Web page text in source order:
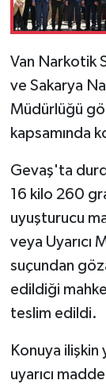
Van Narkotik
ve Sakarya
Müdürlüğü
kapsamında
Gevaş'ta
16 kilo 260
uyuşturucu
veya Uyarıcı
suçundan
edildiği
teslim edildi.
Konuya ilişkin
uyarıcı